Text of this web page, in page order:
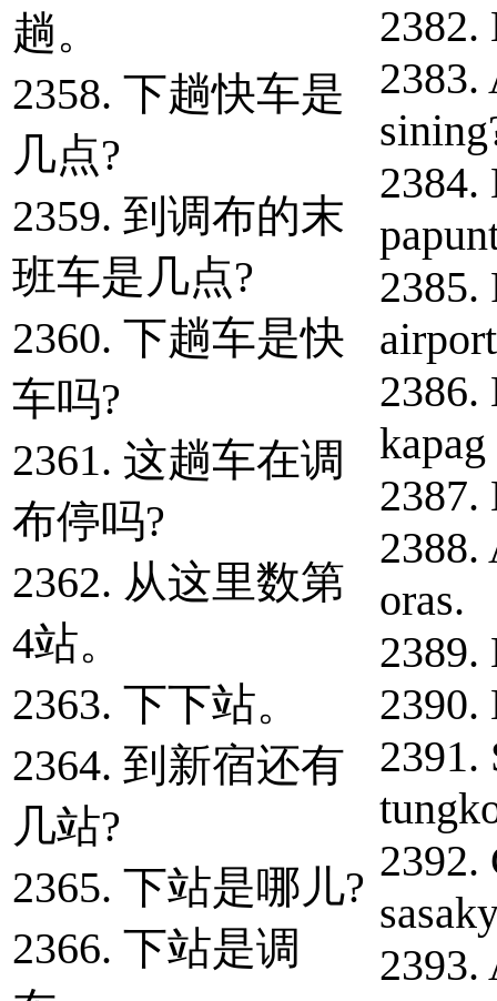
趟。
2358. 下趟快车是
几点?
2359. 到调布的末
班车是几点?
2360. 下趟车是快
车吗?
2361. 这趟车在调
布停吗?
2362. 从这里数第
4站。
2363. 下下站。
2364. 到新宿还有
几站?
2365. 下站是哪儿?
2366. 下站是调
2382.
2383.
2384.
2385.
2386.
2387.
2388.
oras.
2389.
2390.
2391.
2392.
2393.